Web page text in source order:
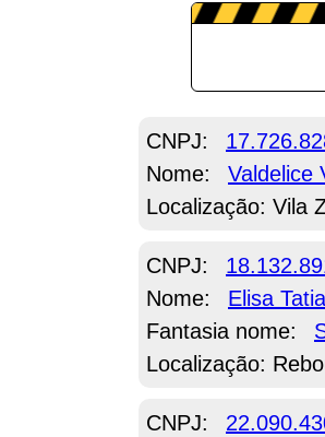
CNPJ:
Nome:
Valdelice
Localização: Vila
CNPJ:
Nome:
Elisa
Fantasia nome:
Localização:
CNPJ: